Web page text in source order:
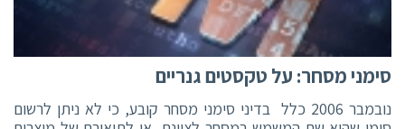
סימני מסחר: על טקסטים גנריים
נובמבר 2006 כלל בדיני סימני מסחר קובע, כי לא ניתן לרשום